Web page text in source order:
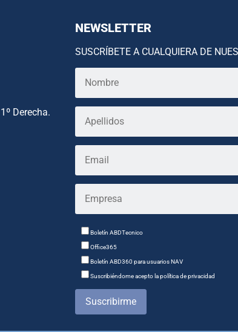
Derecha.
NEWSLETTER
SUSCRÍBETE A CUALQUIERA DE
Boletín ABDTecnico
Office365
Boletín ABD360 para usuarios NAV
Suscribiéndome acepto la política de privacidad
Suscribirme